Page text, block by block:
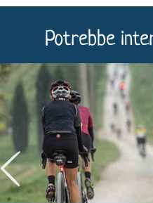
Potrebbe